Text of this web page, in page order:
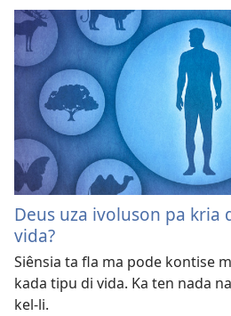
Deus uza ivoluson pa
vida?
Siênsia ta fla ma pode kontise
kada tipu di vida. Ka ten nada
kel-li.